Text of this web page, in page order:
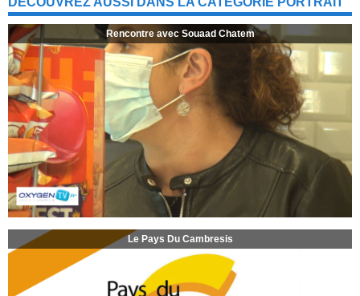
Rencontre avec Souaad Chatem
Le Pays Du Cambresis